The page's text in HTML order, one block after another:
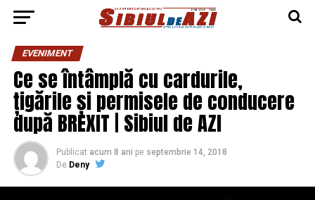
EVENIMENT
Ce se întâmplă cu cardurile,
țigările și permisele de conducere
după BREXIT | Sibiul de AZI
Publicat acum 8 ani pe septembrie 14, 2018
De Deny